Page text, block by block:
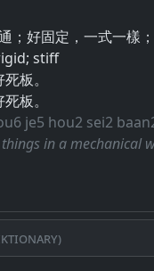
；​好​固定​，​一式​一樣​
stiff
板。
板。
je5 hou2 sei2
in a mechanical